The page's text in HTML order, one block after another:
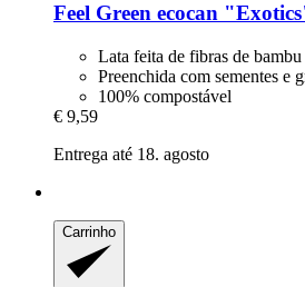
Feel Green ecocan
Lata feita de fibras de bambu
Preenchida com sementes e
100% compostável
€ 9,59
Entrega até 18. agosto
Carrinho